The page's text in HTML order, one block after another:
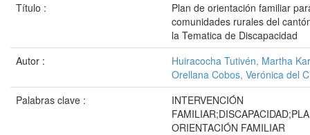
Título :
Plan de orientación familiar
comunidades rurales del
la Tematica de Discapacidad
Autor :
Huiracocha Tutivén, Martha
Orellana Cobos, Verónica del
Palabras clave :
INTERVENCIÓN
ORIENTACIÓN FAMILIAR